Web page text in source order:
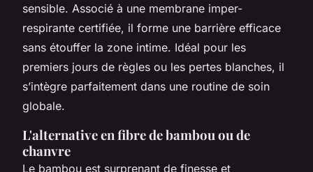
sensible. Associé à une membrane imper-
respirante certifiée, il forme une barrière efficace
sans étouffer la zone intime. Idéal pour les
premiers jours de règles ou les pertes blanches, il
s’intègre parfaitement dans une routine de soin
globale.
L'alternative en fibre de bambou ou de
chanvre
Le bambou est surprenant de finesse et